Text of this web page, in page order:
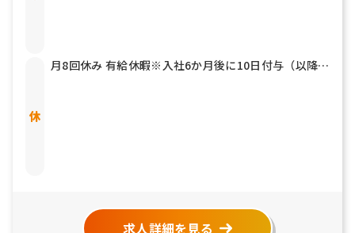
月8回休み 有給休暇※入社6か月後に10日付与（以降、
求人詳細を見る